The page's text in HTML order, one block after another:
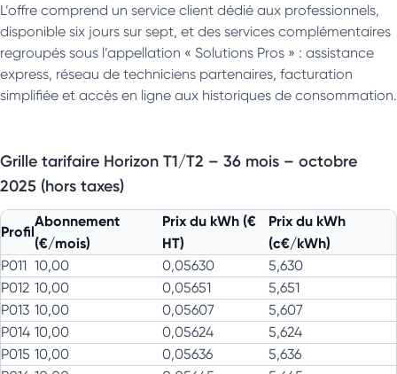
L’offre comprend un service client dédié aux professionnels,
disponible six jours sur sept, et des services complémentaires
regroupés sous l’appellation « Solutions Pros » : assistance
express, réseau de techniciens partenaires, facturation
simplifiée et accès en ligne aux historiques de consommation.
Grille tarifaire Horizon T1/T2 – 36 mois – octobre
2025 (hors taxes)
Profil
Abonnement
(€/mois)
Prix du kWh (€
HT)
Prix du kWh
(c€/kWh)
P011 10,00 0,05630
5,630
P012 10,00 0,05651
5,651
P013 10,00 0,05607
5,607
P014 10,00 0,05624
5,624
P015 10,00 0,05636
5,636